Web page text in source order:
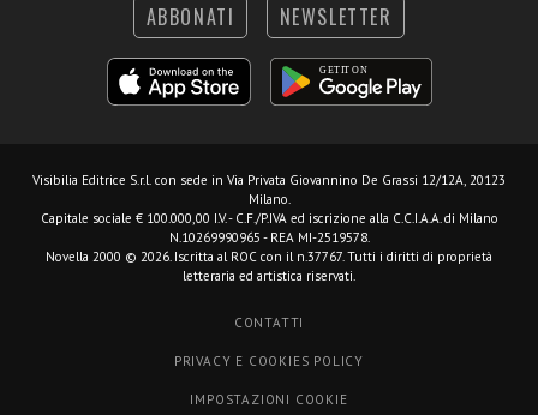
ABBONATI NEWSLETTER
Visibilia Editrice S.r.l. con sede in Via Privata Giovannino De Grassi 12/12A, 20123
Milano.
Capitale sociale € 100.000,00 I.V. - C.F./P.IVA ed iscrizione alla C.C.I.A.A. di Milano
N.10269990965 - REA MI-2519578.
Novella 2000 © 2026. Iscritta al ROC con il n.37767. Tutti i diritti di proprietà
letteraria ed artistica riservati.
CONTATTI
PRIVACY E COOKIES POLICY
IMPOSTAZIONI COOKIE